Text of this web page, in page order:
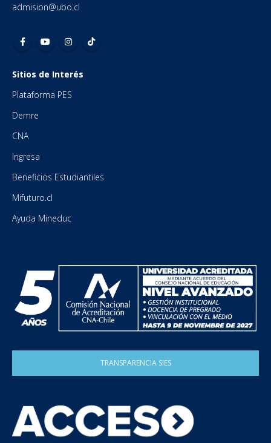
admision@ubo.cl
Sitios de Interés
Plataforma PES
Demre
CNA
Ingresa
Beneficios Estudiantiles
Mifuturo.cl
Ayuda Mineduc
TRANSPARENCIA SIES